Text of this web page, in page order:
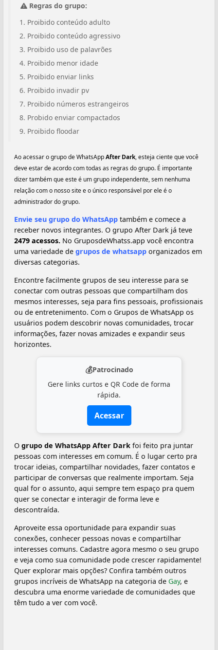
Regras do grupo:
Proibido conteúdo adulto
Proibido conteúdo agressivo
Proibido uso de palavrões
Proibido menor idade
Proibido enviar links
Proibido invadir pv
Proibido números estrangeiros
Probido enviar compactados
Proibido floodar
Ao acessar o grupo de WhatsAppAfter Dark, esteja ciente que você
deve estar de acordo com todas as regras do grupo. É importante
dizer também que este é um grupo independente, sem nenhuma
relação com o nosso site e o único responsável por ele é o
administrador do grupo.
Envie seu grupo do WhatsApp também e comece a
receber novos integrantes. O grupo After Dark já teve
2479 acessos. No GruposdeWhatss.app você encontra
uma variedade de grupos de whatsapp organizados em
diversas categorias.
Encontre facilmente grupos de seu interesse para se
conectar com outras pessoas que compartilham dos
mesmos interesses, seja para fins pessoais, profissionais
ou de entretenimento. Com o Grupos de WhatsApp os
usuários podem descobrir novas comunidades, trocar
informações, fazer novas amizades e expandir seus
horizontes.
💰Patrocinado
Gere links curtos e QR Code de forma
rápida.
Acessar
O grupo de WhatsApp After Dark foi feito pra juntar
pessoas com interesses em comum. É o lugar certo pra
trocar ideias, compartilhar novidades, fazer contatos e
participar de conversas que realmente importam. Seja
qual for o assunto, aqui sempre tem espaço pra quem
quer se conectar e interagir de forma leve e
descontraída.
Aproveite essa oportunidade para expandir suas
conexões, conhecer pessoas novas e compartilhar
interesses comuns. Cadastre agora mesmo o seu grupo
e veja como sua comunidade pode crescer rapidamente!
Quer explorar mais opções? Confira também outros
grupos incríveis de WhatsApp na categoria de Gay, e
descubra uma enorme variedade de comunidades que
têm tudo a ver com você.